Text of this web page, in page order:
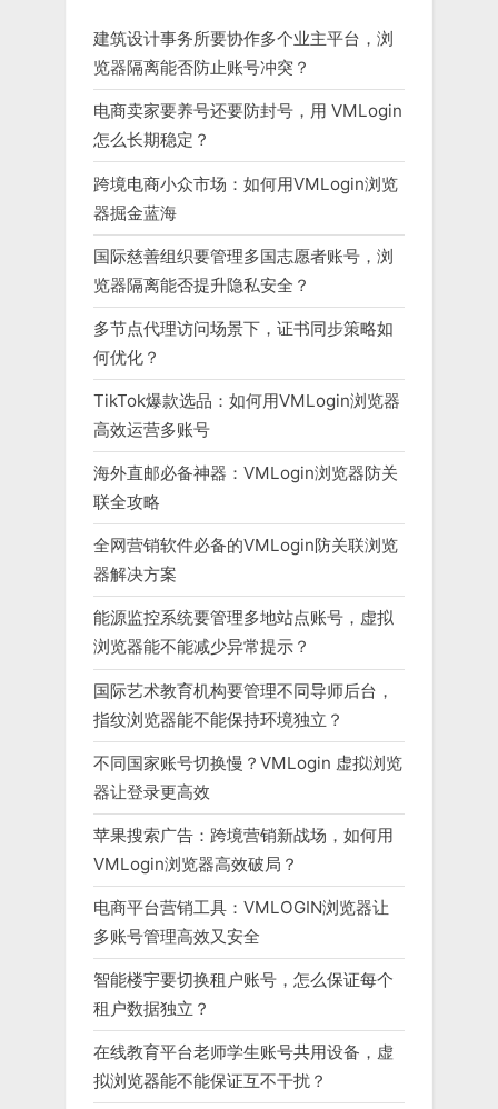
建筑设计事务所要协作多个业主平台，浏
览器隔离能否防止账号冲突？
电商卖家要养号还要防封号，用 VMLogin
怎么长期稳定？
跨境电商小众市场：如何用VMLogin浏览
器掘金蓝海
国际慈善组织要管理多国志愿者账号，浏
览器隔离能否提升隐私安全？
多节点代理访问场景下，证书同步策略如
何优化？
TikTok爆款选品：如何用VMLogin浏览器
高效运营多账号
海外直邮必备神器：VMLogin浏览器防关
联全攻略
全网营销软件必备的VMLogin防关联浏览
器解决方案
能源监控系统要管理多地站点账号，虚拟
浏览器能不能减少异常提示？
国际艺术教育机构要管理不同导师后台，
指纹浏览器能不能保持环境独立？
不同国家账号切换慢？VMLogin 虚拟浏览
器让登录更高效
苹果搜索广告：跨境营销新战场，如何用
VMLogin浏览器高效破局？
电商平台营销工具：VMLOGIN浏览器让
多账号管理高效又安全
智能楼宇要切换租户账号，怎么保证每个
租户数据独立？
在线教育平台老师学生账号共用设备，虚
拟浏览器能不能保证互不干扰？